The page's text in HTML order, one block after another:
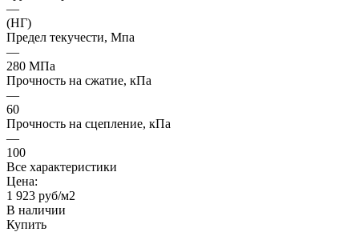
—
(НГ)
Предел текучести, Мпа
—
280 МПа
Прочность на сжатие, кПа
—
60
Прочность на сцепление, кПа
—
100
Все характеристики
Цена:
1 923 руб/м2
В наличии
Купить